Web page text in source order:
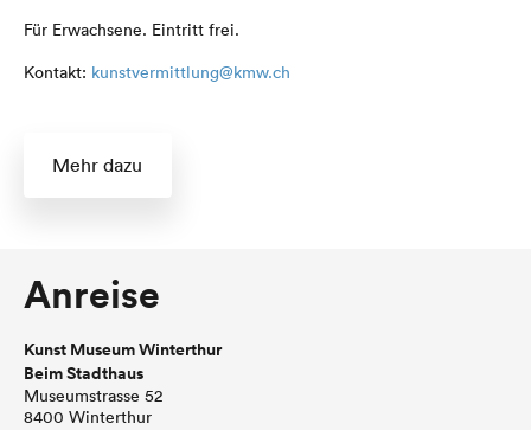
Für Erwachsene. Eintritt frei.
Kontakt: kunstvermittlung@kmw.ch
Mehr dazu
Anreise
Kunst Museum Winterthur
Beim Stadthaus
Museumstrasse 52
8400 Winterthur